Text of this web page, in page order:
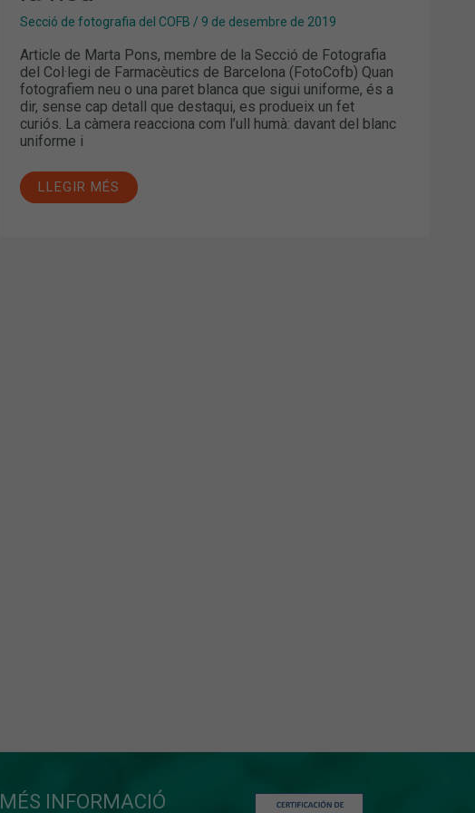
Secció de fotografia del COFB / 9 de desembre de 2019
Article de Marta Pons, membre de la Secció de Fotografia
del Col·legi de Farmacèutics de Barcelona (FotoCofb) Quan
fotografiem neu o una paret blanca que sigui uniforme, és a
dir, sense cap detall que destaqui, es produeix un fet
curiós. La càmera reacciona com l’ull humà: davant del blanc
uniforme i
LLEGIR MÉS
MÉS INFORMACIÓ